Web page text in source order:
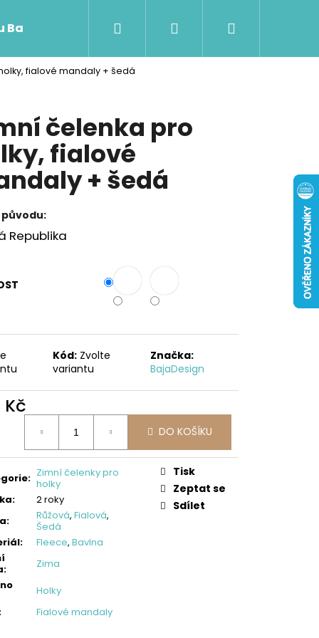
Baji nového Přihlášení
fialové mandaly + šedá
čelenka pro
fialové
+ šedá
původu:
Republika
Kód: Zvolte
variantu
Značka:
BajaDesign
Kč
DO KOŠÍKU
: Zimní čelenky pro
holky
:
2 roky
: Růžová, Fialová,
Šedá
: Fleece, Bavlna
:
Zima
Holky
: Fialové mandaly
Tisk
Zeptat se
Sdílet
Následující
KRAŤASY